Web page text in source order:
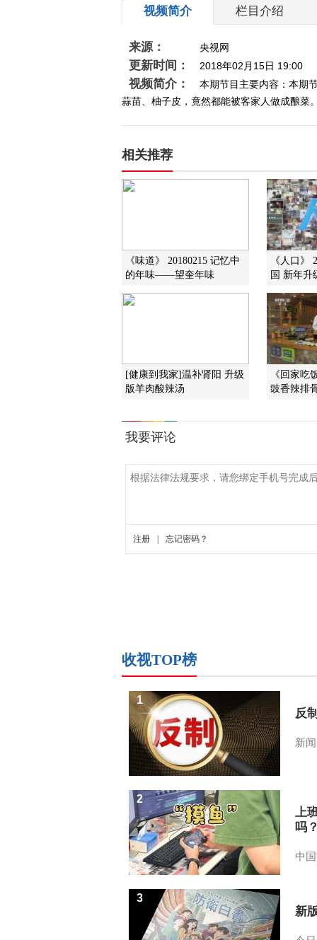
视频简介 栏目介绍
来源： 央视网
更新时间： 2018年02月15日 19:00
视频简介：
本期节目主要内容：本期
蒜苗、柚子皮，竟然都能被客家人做成酿
相关推荐
《味道》 20180215 记忆中
的年味——望奎年味
《人口》
国 新年升
[健康到我家]温补肾阳 升级
版羊肉酸辣汤
《回家吃
豉香辣排
收视TOP榜
反
新
1
上
吗
中
2
新
3